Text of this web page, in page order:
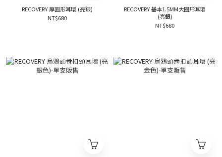
RECOVERY 厚圓形耳環 (亮銀)
NT$680
RECOVERY 基本1.5MM大圈形耳環
(亮銀)
NT$680